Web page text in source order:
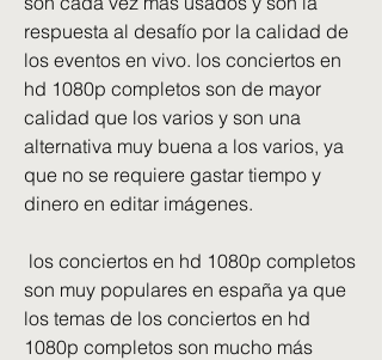
respuesta al desafío por la calidad de
los eventos en vivo. los conciertos en
hd 1080p completos son de mayor
calidad que los varios y son una
alternativa muy buena a los varios, ya
que no se requiere gastar tiempo y
dinero en editar imágenes.
son muy populares en españa ya que
los temas de los conciertos en hd
1080p completos son mucho más